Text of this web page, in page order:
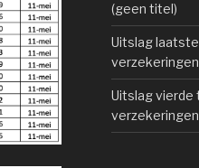
(geen titel)
Uitslag
Uitslag vierde